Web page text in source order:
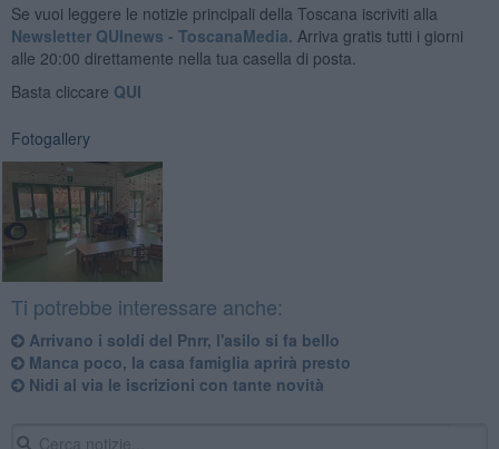
Se vuoi leggere le notizie principali della Toscana iscriviti alla
Newsletter QUInews - ToscanaMedia. Arriva gratis tutti i giorni
alle 20:00 direttamente nella tua casella di posta.
Basta cliccare QUI
Fotogallery
Ti potrebbe interessare anche:
Arrivano i soldi del Pnrr, l'asilo si fa bello
Manca poco, la casa famiglia aprirà presto
Nidi al via le iscrizioni con tante novità